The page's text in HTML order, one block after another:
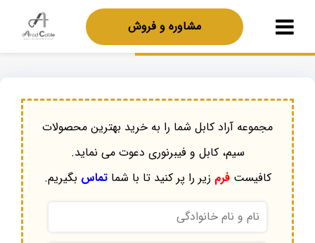
مشاوره و فروش
مجموعه آراد کابل شما را به خرید بهترین محصولات
سیم، کابل و فیبرنوری دعوت می نماید.
کافیستفرم زیر را پر کنید تا با شماتماس بگیریم.